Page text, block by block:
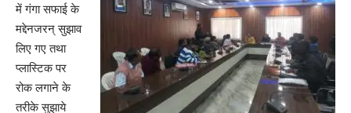
में गंगा सफाई के
मद्देनजरन् सुझाव
लिए गए तथा
प्लास्टिक पर
रोक लगाने के
तरीके सुझाये